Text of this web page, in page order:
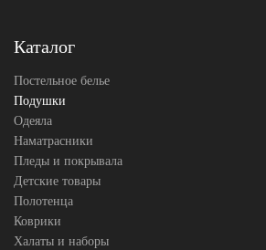
Производитель
Каталог
Постельное белье
Подушки
Одеяла
Наматрасники
Пледы и покрывала
Детские товары
Полотенца
Коврики
Халаты и наборы